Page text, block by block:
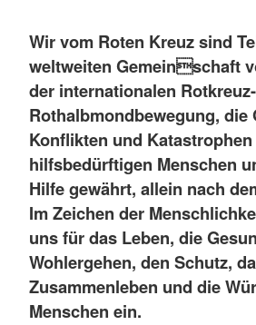
Wir vom Roten Kreuz sind
weltweiten Gemeinschaft
der internationalen
Rothalbmondbewegung, die
Konflikten und
hilfsbedürftigen Menschen
Hilfe gewährt, allein nach
Im Zeichen der
uns für das Leben, die
Wohlergehen, den Schutz,
Zusammenleben und die
Menschen ein.